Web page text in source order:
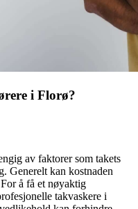
i Florø?
av faktorer som takets
Generelt kan kostnaden
å få et nøyaktig
takvaskere i